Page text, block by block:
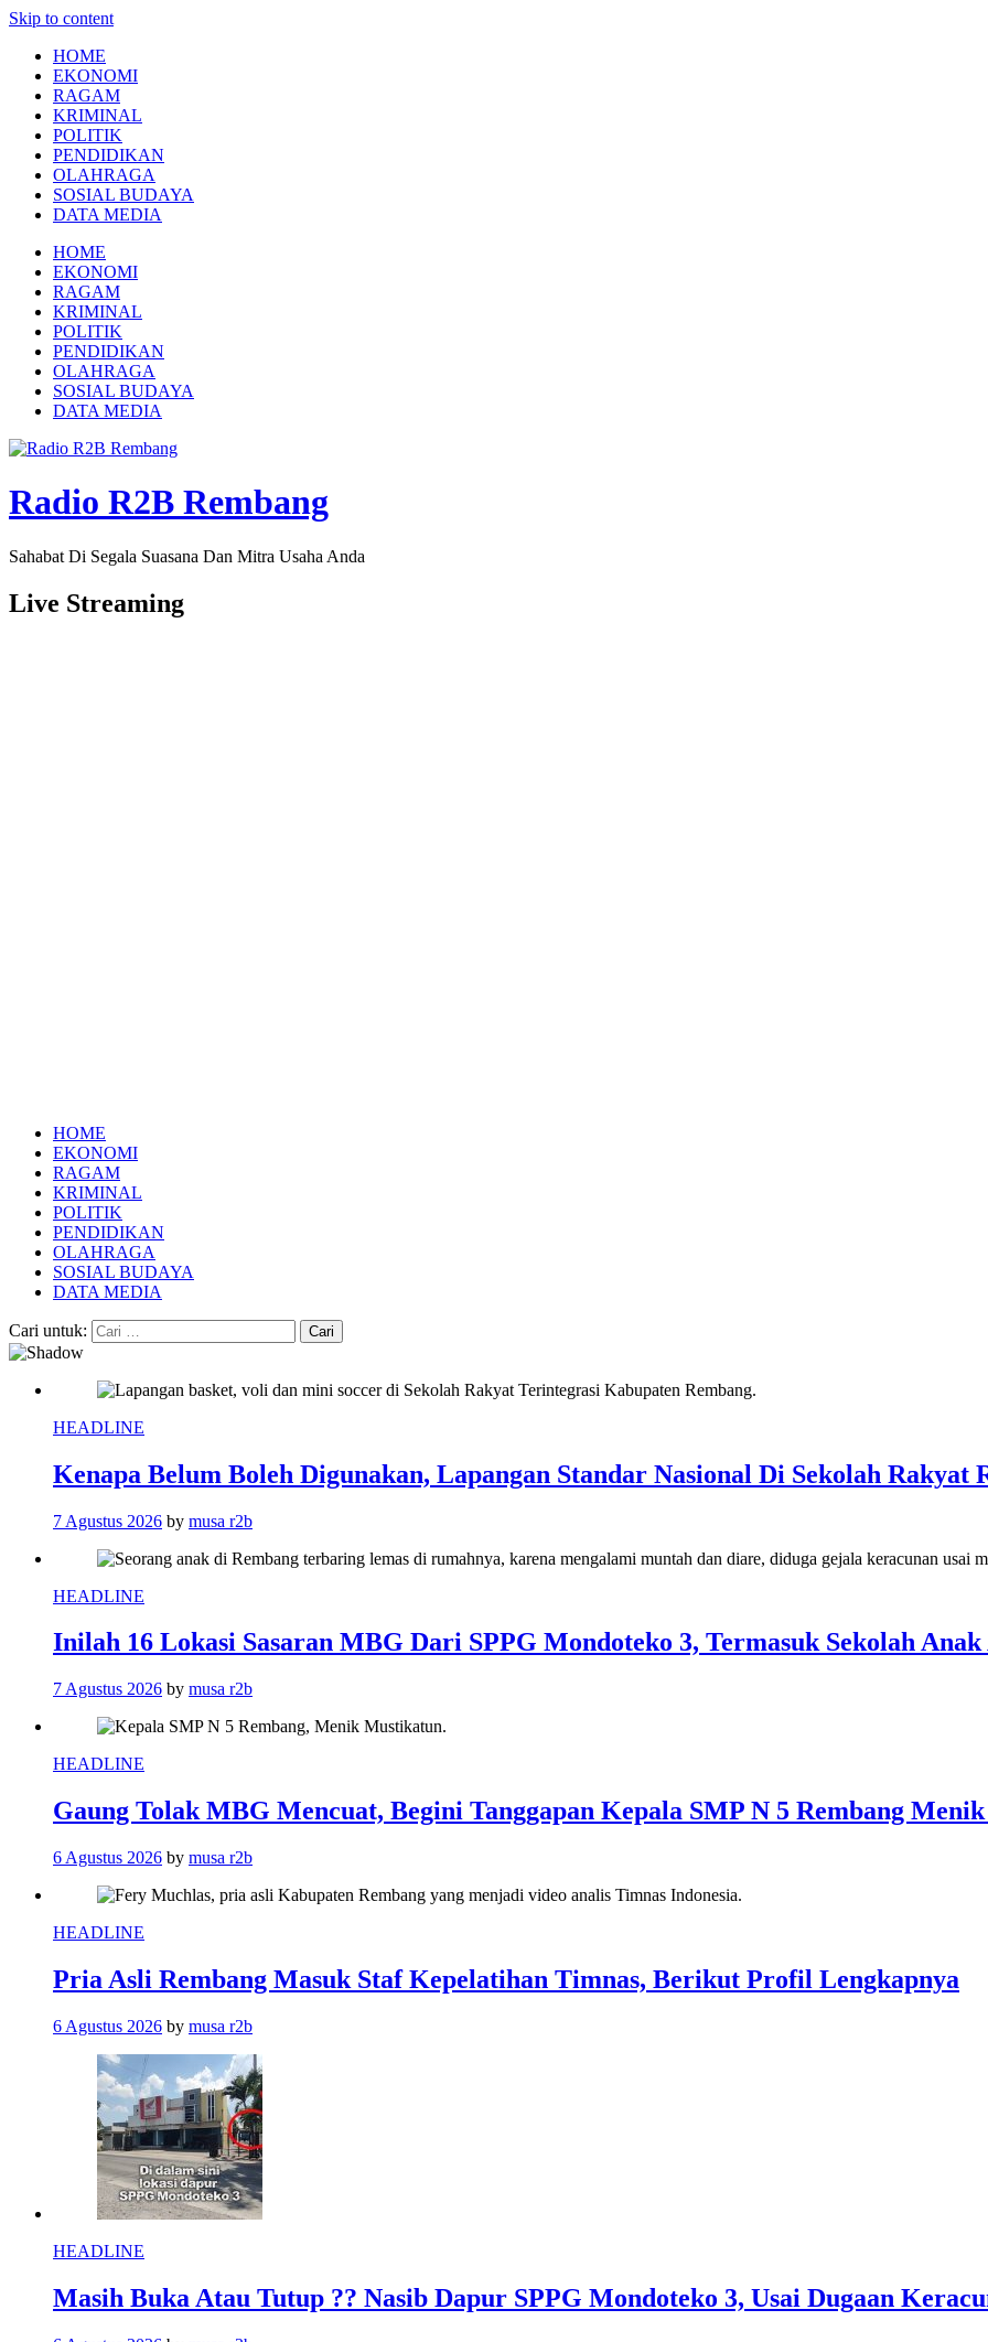
Skip to content
HOME
EKONOMI
RAGAM
KRIMINAL
POLITIK
PENDIDIKAN
OLAHRAGA
SOSIAL BUDAYA
DATA MEDIA
HOME
EKONOMI
RAGAM
KRIMINAL
POLITIK
PENDIDIKAN
OLAHRAGA
SOSIAL BUDAYA
DATA MEDIA
Radio R2B Rembang
Sahabat Di Segala Suasana Dan Mitra Usaha Anda
Live Streaming
HOME
EKONOMI
RAGAM
KRIMINAL
POLITIK
PENDIDIKAN
OLAHRAGA
SOSIAL BUDAYA
DATA MEDIA
Cari untuk:
HEADLINE
Kenapa Belum Boleh Digunakan, Lapangan Standar Nasional Di Sekolah Rakyat
7 Agustus 2026 by musa r2b
HEADLINE
Inilah 16 Lokasi Sasaran MBG Dari SPPG Mondoteko 3, Termasuk Sekolah Anak
7 Agustus 2026 by musa r2b
HEADLINE
Gaung Tolak MBG Mencuat, Begini Tanggapan Kepala SMP N 5 Rembang
6 Agustus 2026 by musa r2b
HEADLINE
Pria Asli Rembang Masuk Staf Kepelatihan Timnas, Berikut Profil Lengkapnya
6 Agustus 2026 by musa r2b
HEADLINE
Masih Buka Atau Tutup ?? Nasib Dapur SPPG Mondoteko 3, Usai Dugaan